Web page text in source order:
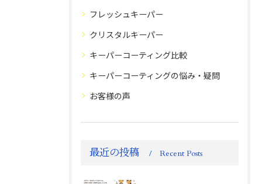
フレッシュキーパー
クリスタルキーパー
キーパーコーティング比較
キーパーコーティングの悩み・疑問
お客様の声
最近の投稿 Recent Posts